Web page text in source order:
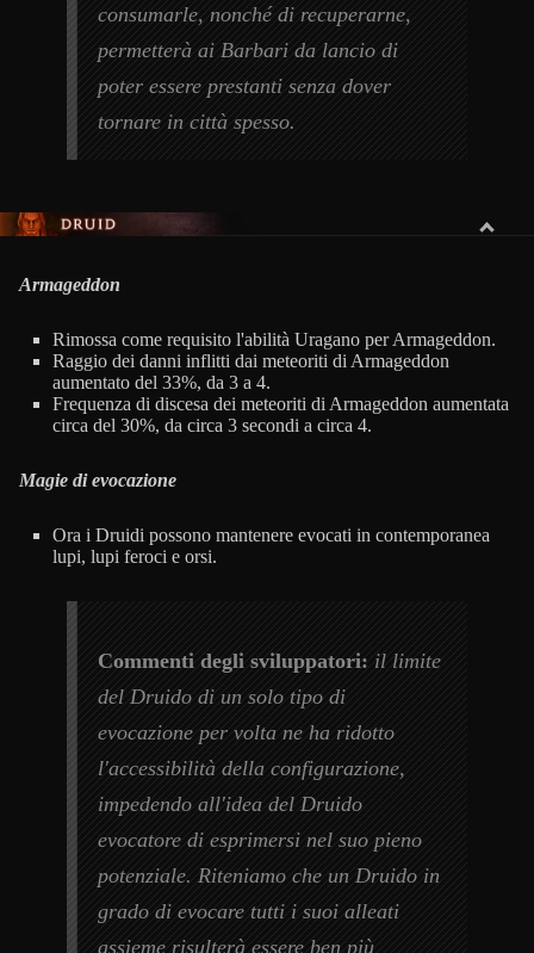
consumarle, nonché di recuperarne,
permetterà ai Barbari da lancio di
poter essere prestanti senza dover
tornare in città spesso.
DRUIDO
Armageddon
Rimossa come requisito l'abilità Uragano per Armageddon.
Raggio dei danni inflitti dai meteoriti di Armageddon
aumentato del 33%, da 3 a 4.
Frequenza di discesa dei meteoriti di Armageddon aumentata
circa del 30%, da circa 3 secondi a circa 4.
Magie di evocazione
Ora i Druidi possono mantenere evocati in contemporanea
lupi, lupi feroci e orsi.
Commenti degli sviluppatori: il limite
del Druido di un solo tipo di
evocazione per volta ne ha ridotto
l'accessibilità della configurazione,
impedendo all'idea del Druido
evocatore di esprimersi nel suo pieno
potenziale. Riteniamo che un Druido in
grado di evocare tutti i suoi alleati
assieme risulterà essere ben più